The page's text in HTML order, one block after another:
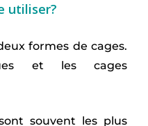
utiliser?
formes de cages.
et les cages
souvent les plus